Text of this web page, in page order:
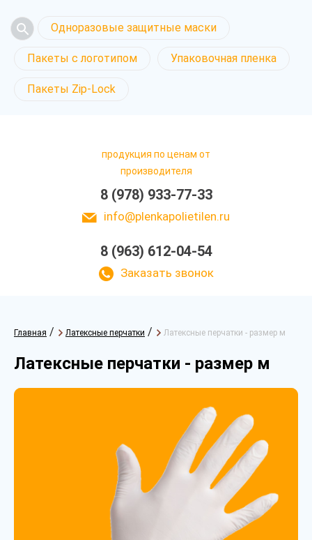
Одноразовые защитные маски
Пакеты с логотипом Упаковочная пленка
Пакеты Zip-Lock
продукция по ценам от
производителя
8 (978) 933-77-33
info@plenkapolietilen.ru
8 (963) 612-04-54
Заказать звонок
Главная / Латексные перчатки / Латексные перчатки - размер м
Латексные перчатки - размер м